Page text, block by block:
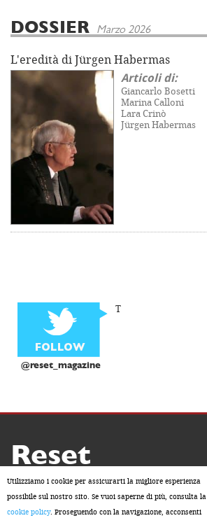
DOSSIER Marzo 2026
L'eredità di Jürgen Habermas
Articoli di:
Giancarlo Bosetti
Marina Calloni
Lara Crinò
Jürgen Habermas
@reset_magazine
T
Reset
Utilizziamo i cookie per assicurarti la migliore esperienza
possibile sul nostro sito. Se vuoi saperne di più, consulta la
cookie policy. Proseguendo con la navigazione, acconsenti